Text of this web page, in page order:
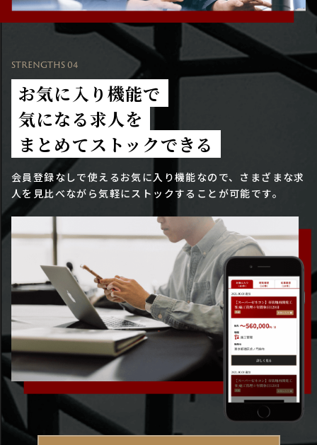
STRENGTHS 04
お気に入り機能で
気になる求人を
まとめてストックできる
会員登録なしで使えるお気に入り機能なので、さまざまな求
人を見比べながら気軽にストックすることが可能です。